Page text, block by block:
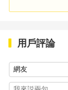
用戶評論